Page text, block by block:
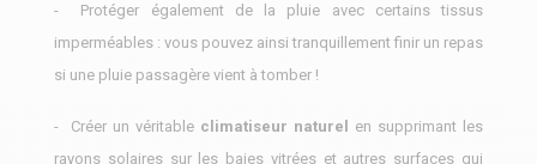
- Protéger également de la pluie avec certains tissus
imperméables : vous pouvez ainsi tranquillement finir un repas
si une pluie passagère vient à tomber !
- Créer un véritable climatiseur naturel
en supprimant les
rayons solaires sur les baies vitrées et autres surfaces qui